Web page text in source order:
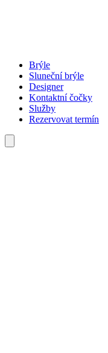
Brýle
Sluneční brýle
Designer
Kontaktní čočky
Služby
Rezervovat termín